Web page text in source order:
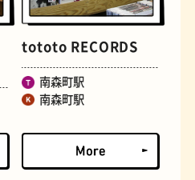
tototo RECORDS
南森町駅
南森町駅